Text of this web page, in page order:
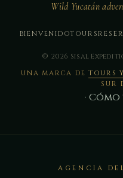
Wild Yucatán
BIENVENIDOTOURS
© 2026 Sisal
UNA MARCA DETOURS
SUR
·
AGENCIA